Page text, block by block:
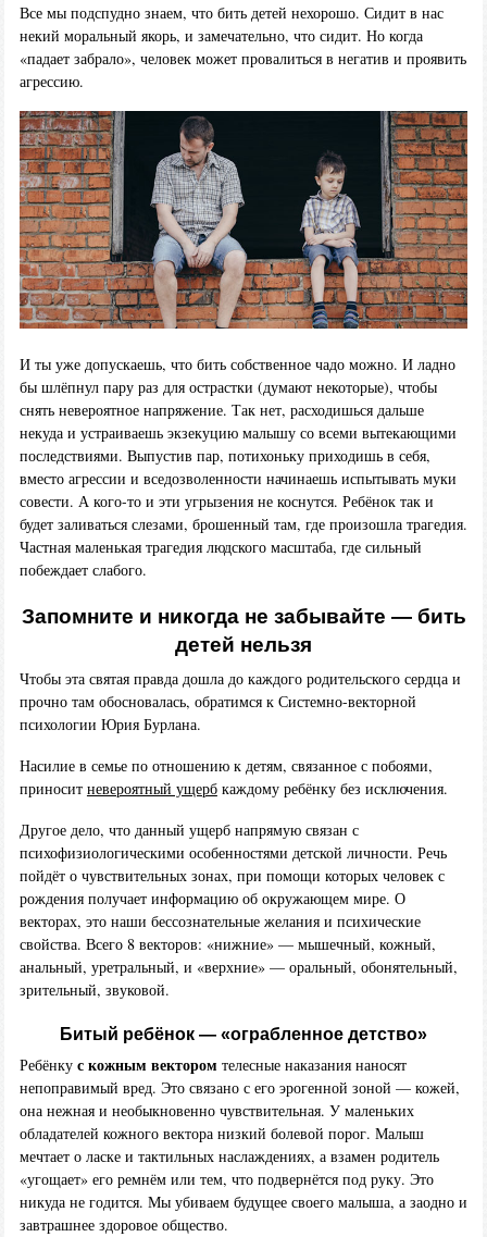
Все мы подспудно знаем, что бить детей нехорошо. Сидит в нас
некий моральный якорь, и замечательно, что сидит. Но когда
«падает забрало», человек может провалиться в негатив и проявить
агрессию.
И ты уже допускаешь, что бить собственное чадо можно. И ладно
бы шлёпнул пару раз для острастки (думают некоторые), чтобы
снять невероятное напряжение. Так нет, расходишься дальше
некуда и устраиваешь экзекуцию малышу со всеми вытекающими
последствиями. Выпустив пар, потихоньку приходишь в себя,
вместо агрессии и вседозволенности начинаешь испытывать муки
совести. А кого-то и эти угрызения не коснутся. Ребёнок так и
будет заливаться слезами, брошенный там, где произошла трагедия.
Частная маленькая трагедия людского масштаба, где сильный
побеждает слабого.
Запомните и никогда не забывайте — бить
детей нельзя
Чтобы эта святая правда дошла до каждого родительского сердца и
прочно там обосновалась, обратимся к Системно-векторной
психологии Юрия Бурлана.
Насилие в семье по отношению к детям, связанное с побоями,
приносит невероятный ущербкаждому ребёнку без исключения.
Другое дело, что данный ущерб напрямую связан с
психофизиологическими особенностями детской личности. Речь
пойдёт о чувствительных зонах, при помощи которых человек с
рождения получает информацию об окружающем мире. О
векторах, это наши бессознательные желания и психические
свойства. Всего 8 векторов: «нижние» — мышечный, кожный,
анальный, уретральный, и «верхние» — оральный, обонятельный,
зрительный, звуковой.
Битый ребёнок — «ограбленное детство»
Ребёнку с кожным вектором телесные наказания наносят
непоправимый вред. Это связано с его эрогенной зоной — кожей,
она нежная и необыкновенно чувствительная. У маленьких
обладателей кожного вектора низкий болевой порог. Малыш
мечтает о ласке и тактильных наслаждениях, а взамен родитель
«угощает» его ремнём или тем, что подвернётся под руку. Это
никуда не годится. Мы убиваем будущее своего малыша, а заодно и
завтрашнее здоровое общество.